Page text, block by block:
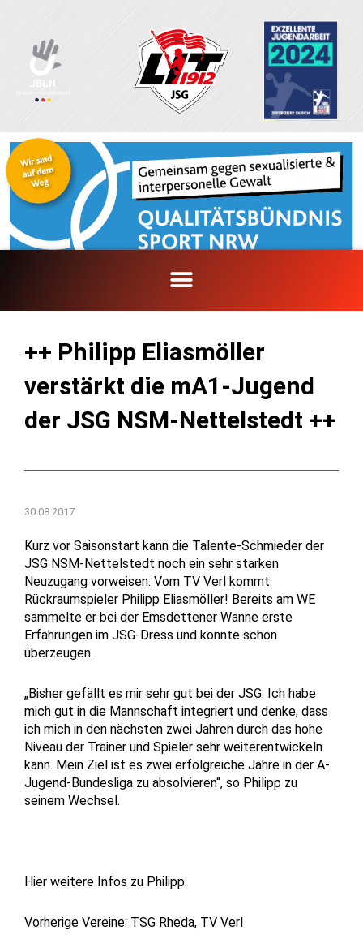
springen
++ Philipp Eliasmöller
verstärkt die mA1-Jugend
der JSG NSM-Nettelstedt ++
30.08.2017
Kurz vor Saisonstart kann die Talente-Schmieder der
JSG NSM-Nettelstedt noch ein sehr starken
Neuzugang vorweisen: Vom TV Verl kommt
Rückraumspieler Philipp Eliasmöller! Bereits am WE
sammelte er bei der Emsdettener Wanne erste
Erfahrungen im JSG-Dress und konnte schon
überzeugen.
„Bisher gefällt es mir sehr gut bei der JSG. Ich habe
mich gut in die Mannschaft integriert und denke, dass
ich mich in den nächsten zwei Jahren durch das hohe
Niveau der Trainer und Spieler sehr weiterentwickeln
kann. Mein Ziel ist es zwei erfolgreiche Jahre in der A-
Jugend-Bundesliga zu absolvieren“, so Philipp zu
seinem Wechsel.
Hier weitere Infos zu Philipp:
Vorherige Vereine: TSG Rheda, TV Verl